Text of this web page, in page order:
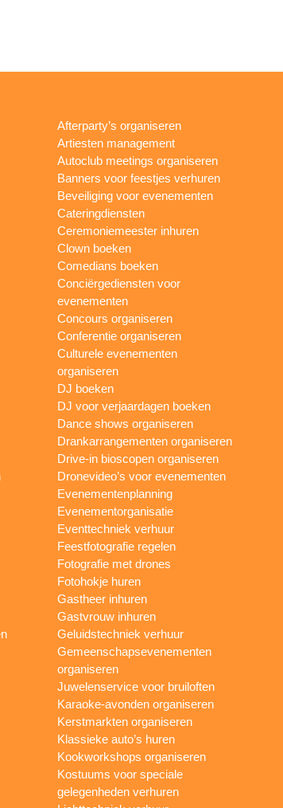
Afterparty’s organiseren
Artiesten management
Autoclub meetings organiseren
Banners voor feestjes verhuren
Beveiliging voor evenementen
Cateringdiensten
Ceremoniemeester inhuren
Clown boeken
Comedians boeken
Conciërgediensten voor
evenementen
Concours organiseren
Conferentie organiseren
Culturele evenementen
organiseren
DJ boeken
DJ voor verjaardagen boeken
Dance shows organiseren
Drankarrangementen organiseren
Drive-in bioscopen organiseren
Dronevideo’s voor evenementen
Evenementenplanning
Evenementorganisatie
Eventtechniek verhuur
Feestfotografie regelen
Fotografie met drones
Fotohokje huren
Gastheer inhuren
Gastvrouw inhuren
Geluidstechniek verhuur
Gemeenschapsevenementen
organiseren
Juwelenservice voor bruiloften
Karaoke-avonden organiseren
Kerstmarkten organiseren
Klassieke auto’s huren
Kookworkshops organiseren
Kostuums voor speciale
gelegenheden verhuren